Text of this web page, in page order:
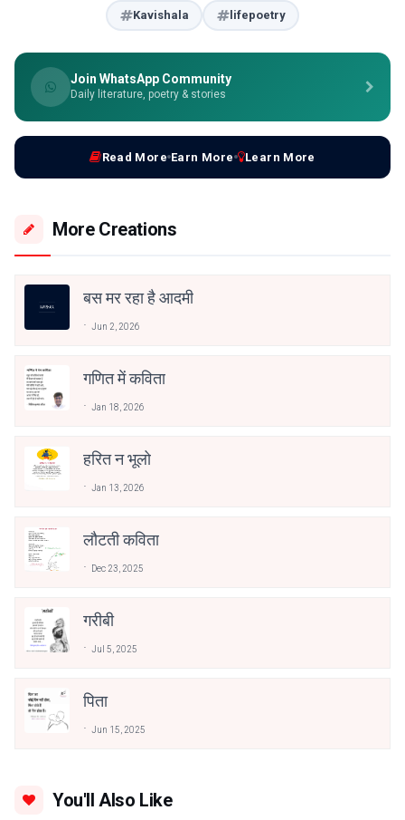
Kavishala lifepoetry
Join WhatsApp Community
Daily literature, poetry & stories
Read More Earn More Learn More
More Creations
बस मर रहा है आदमी
Jun 2, 2026
गणित में कविता
Jan 18, 2026
हरित न भूलो
Jan 13, 2026
लौटती कविता
Dec 23, 2025
गरीबी
Jul 5, 2025
पिता
Jun 15, 2025
You'll Also Like